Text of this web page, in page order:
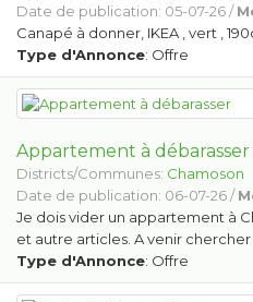
Date de publication: 05-07-26 /
Canapé à donner, IKEA , vert ,
Type d'Annonce: Offre
Appartement à débarasser
Districts/Communes: Chamoson
Date de publication: 06-07-26 /
Je dois vider un appartement à
et autre articles. A venir chercher
Type d'Annonce: Offre